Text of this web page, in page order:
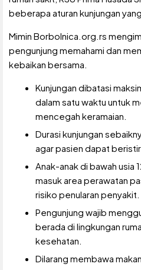
beberapa aturan kunjungan
Mimin Borbolnica.org.rs
pengunjung memahami dan
kebaikan bersama.
Kunjungan dibatasi
dalam satu waktu untuk
mencegah keramaian.
Durasi kunjungan
agar pasien dapat
Anak-anak di bawah usia
masuk area perawatan
risiko penularan penyakit.
Pengunjung wajib
berada di lingkungan
kesehatan.
Dilarang membawa